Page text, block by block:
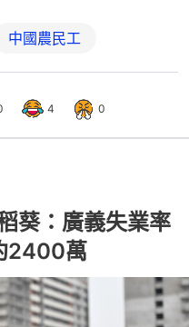
中國農民工
4 0
葵：廣義失業率
2400萬